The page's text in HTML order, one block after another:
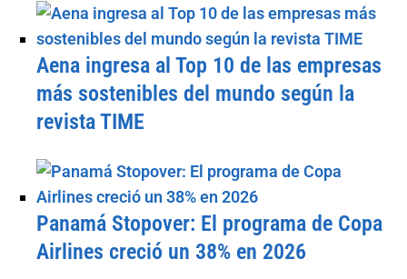
Aena ingresa al Top 10 de las empresas
más sostenibles del mundo según la
revista TIME
Panamá Stopover: El programa de Copa
Airlines creció un 38% en 2026